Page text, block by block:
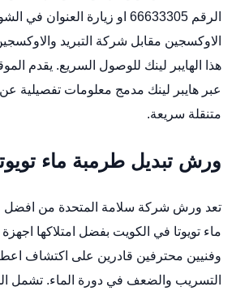
الاوكسجين مقابل شركة التبريد
هذا الهايبر لينك للوصول السريع. يقدم
عبر هايبر لينك مدمج معلومات تفصيلية
متنقلة سريعة.
ورش تبديل طرمبة ماء
تعد ورش شركة سلامة المتحدة من
ماء تويوتا في الكويت بفضل امتلاكها
وفنيين محترفين قادرين على اكتشاف
التسريب والضعف في دورة الماء. تشمل